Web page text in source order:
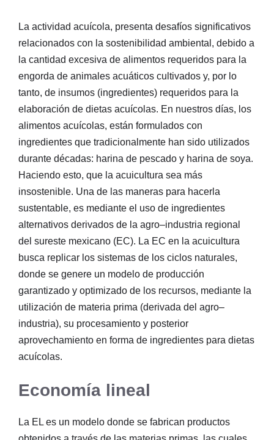
La actividad acuícola, presenta desafíos significativos
relacionados con la sostenibilidad ambiental, debido a
la cantidad excesiva de alimentos requeridos para la
engorda de animales acuáticos cultivados y, por lo
tanto, de insumos (ingredientes) requeridos para la
elaboración de dietas acuícolas. En nuestros días, los
alimentos acuícolas, están formulados con
ingredientes que tradicionalmente han sido utilizados
durante décadas: harina de pescado y harina de soya.
Haciendo esto, que la acuicultura sea más
insostenible. Una de las maneras para hacerla
sustentable, es mediante el uso de ingredientes
alternativos derivados de la agro–industria regional
del sureste mexicano (EC). La EC en la acuicultura
busca replicar los sistemas de los ciclos naturales,
donde se genere un modelo de producción
garantizado y optimizado de los recursos, mediante la
utilización de materia prima (derivada del agro–
industria), su procesamiento y posterior
aprovechamiento en forma de ingredientes para dietas
acuícolas.
Economía lineal
La EL es un modelo donde se fabrican productos